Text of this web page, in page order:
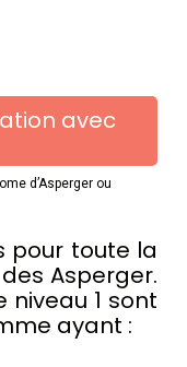
avec
d’Asperger ou
pour toute la
Asperger.
niveau 1 sont
ayant :